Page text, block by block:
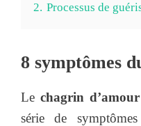
2. Processus de
8 symptômes
Le chagrin d’amour
série de